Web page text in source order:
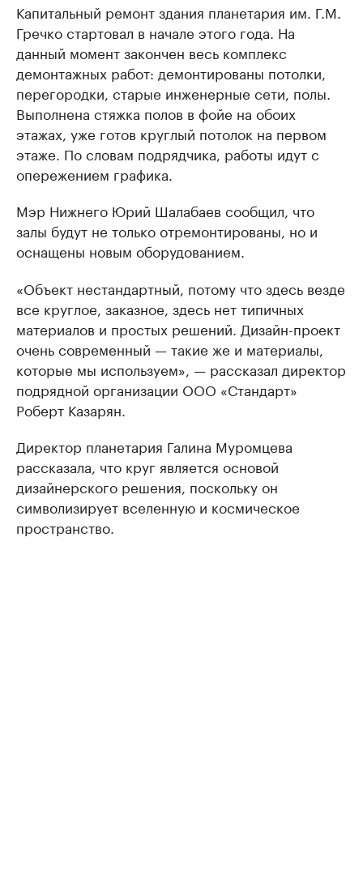
Капитальный ремонт здания планетария им. Г.М.
Гречко стартовал в начале этого года. На
данный момент закончен весь комплекс
демонтажных работ: демонтированы потолки,
перегородки, старые инженерные сети, полы.
Выполнена стяжка полов в фойе на обоих
этажах, уже готов круглый потолок на первом
этаже. По словам подрядчика, работы идут с
опережением графика.
Мэр Нижнего Юрий Шалабаев сообщил, что
залы будут не только отремонтированы, но и
оснащены новым оборудованием.
«Объект нестандартный, потому что здесь везде
все круглое, заказное, здесь нет типичных
материалов и простых решений. Дизайн-проект
очень современный — такие же и материалы,
которые мы используем», — рассказал директор
подрядной организации ООО «Стандарт»
Роберт Казарян.
Директор планетария Галина Муромцева
рассказала, что круг является основой
дизайнерского решения, поскольку он
символизирует вселенную и космическое
пространство.